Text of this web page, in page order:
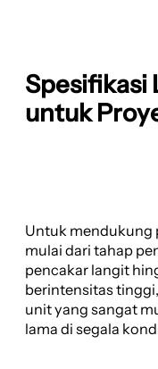
Spesifikasi
untuk
Untuk mendukung
mulai dari tahap
pencakar langit
berintensitas
unit yang sangat
lama di segala